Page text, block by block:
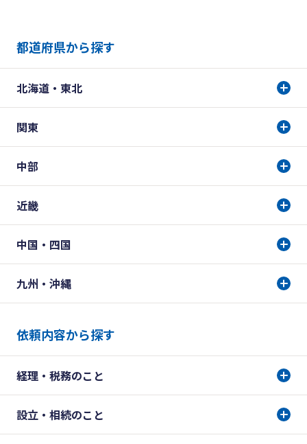
都道府県から探す
北海道・東北
関東
中部
近畿
中国・四国
九州・沖縄
依頼内容から探す
経理・税務のこと
設立・相続のこと